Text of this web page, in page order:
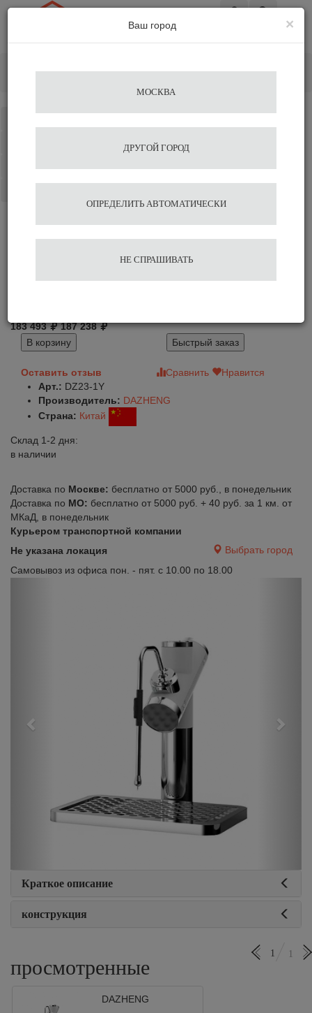
Встраиваемый
вспениватель молока
183 493
187 238
В корзину
Быстрый заказ
Оставить отзыв Сравнить
Нравится
Арт.: DZ23-1Y
Производитель: DAZHENG
Страна: Китай
Склад 1-2 дня:
в наличии
Доставка по Москве: бесплатно от 5000 руб., в понедельник
Доставка по МО: бесплатно от 5000 руб. + 40 руб. за 1 км. от
МКаД, в понедельник
Курьером транспортной компании
Не указана локация
Выбрать город
Самовывоз из офиса пон. - пят. с 10.00 по 18.00
Краткое описание
конструкция
просмотренные
1 1
DAZHENG
×
Ваш город
МОСКВА
ДРУГОЙ ГОРОД
ОПРЕДЕЛИТЬ АВТОМАТИЧЕСКИ
НЕ СПРАШИВАТЬ